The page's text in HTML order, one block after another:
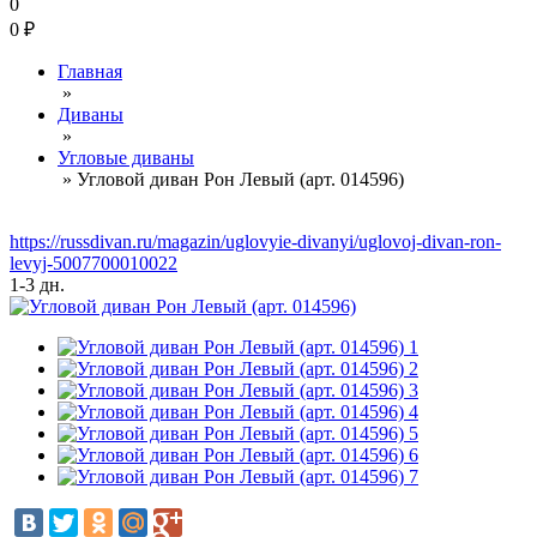
0
0 ₽
Главная
»
Диваны
»
Угловые диваны
» Угловой диван Рон Левый (арт. 014596)
https://russdivan.ru/magazin/uglovyie-divanyi/uglovoj-divan-ron-
levyj-5007700010022
1-3 дн.